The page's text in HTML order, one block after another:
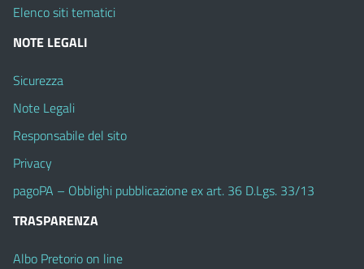
Elenco siti tematici
NOTE LEGALI
Sicurezza
Note Legali
Responsabile del sito
Privacy
pagoPA – Obblighi pubblicazione ex art. 36 D.Lgs. 33/13
TRASPARENZA
Albo Pretorio on line